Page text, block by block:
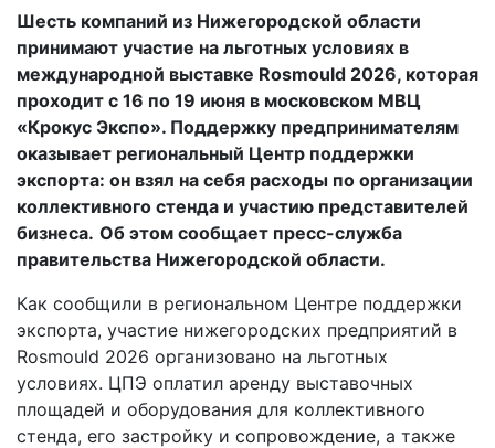
Шесть компаний из Нижегородской области
принимают участие на льготных условиях в
международной выставке Rosmould 2026, которая
проходит с 16 по 19 июня в московском МВЦ
«Крокус Экспо». Поддержку предпринимателям
оказывает региональный Центр поддержки
экспорта: он взял на себя расходы по организации
коллективного стенда и участию представителей
бизнеса. Об этом сообщает пресс-служба
правительства Нижегородской области.
Как сообщили в региональном Центре поддержки
экспорта, участие нижегородских предприятий в
Rosmould 2026 организовано на льготных
условиях. ЦПЭ оплатил аренду выставочных
площадей и оборудования для коллективного
стенда, его застройку и сопровождение, а также